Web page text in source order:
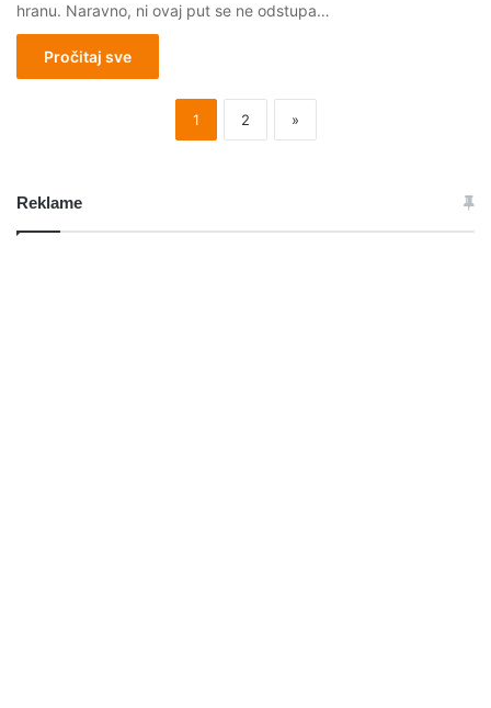
hranu. Naravno, ni ovaj put se ne odstupa…
Pročitaj sve
1 2 »
Reklame